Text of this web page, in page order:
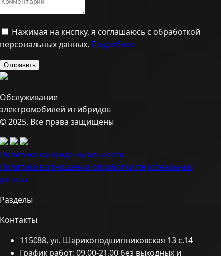
Нажимая на кнопку, я соглашаюсь с обработкой
персональных данных. Подробнее
Обслуживание
электромобилей и гибридов
© 2025. Все права защищены
Политика конфиденциальности
Политика в отношении обработки персональных
данных
Разделы
Контакты
115088, ул. Шарикоподшипниковская 13 с.14
График работ: 09.00-21.00 без выходных и